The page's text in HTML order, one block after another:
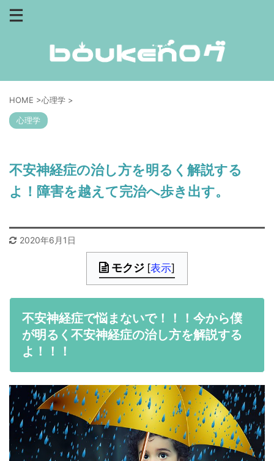
HOME >心理学 >
心理学
不安神経症の治し方を明るく解説する
よ！障害を越えて完治へ歩き出す。
2020年6月1日
モクジ [表示]
不安神経症で悩まないで！！！今から僕
が明るく不安神経症の治し方を解説する
よ！！！